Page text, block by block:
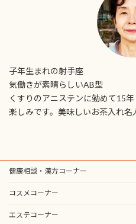
子年生まれの射手座
気働きが素晴らしいAB型
くすりのアニステンに勤めて15
楽しみです。美味しいお茶入れ名
健康相談・漢方コーナー
コスメコーナー
エステコーナー